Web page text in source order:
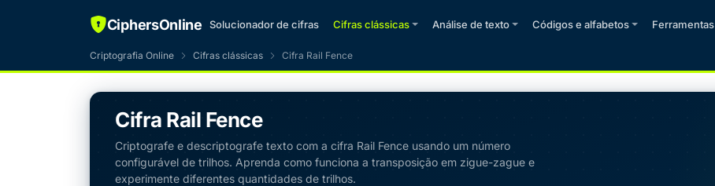
CiphersOnline Solucionador de cifras Cifras clássicas Análise de texto Códigos e alfabetos Ferramentas
Criptografia Online Cifras clássicas Cifra Rail Fence
Cifra Rail Fence
Criptografe e descriptografe texto com a cifra Rail Fence usando um número
configurável de trilhos. Aprenda como funciona a transposição em zigue-zague e
experimente diferentes quantidades de trilhos.